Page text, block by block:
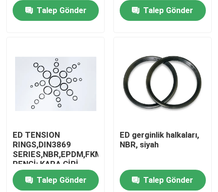
Ana sayfa
VİDEOLAR
Hakkımızda
Fabrika turu
Kalite kontrol
Talep Gönder
Talep Gönder
ED TENSION
RINGS,DIN3869
SERIES,NBR,EPDM,FKM;
RENGİ: KARA,ÇİRİ
Talep Gönder
ED gerginlik halkaları,
NBR, siyah
Talep Gönder